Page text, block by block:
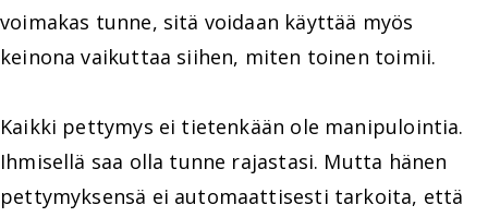
voimakas tunne, sitä voidaan käyttää myös
keinona vaikuttaa siihen, miten toinen toimii.
Kaikki pettymys ei tietenkään ole manipulointia.
Ihmisellä saa olla tunne rajastasi. Mutta hänen
pettymyksensä ei automaattisesti tarkoita, että